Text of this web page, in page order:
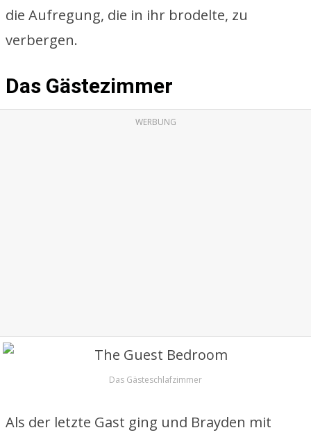
die Aufregung, die in ihr brodelte, zu
verbergen.
Das Gästezimmer
WERBUNG
Das Gästeschlafzimmer
Als der letzte Gast ging und Brayden mit